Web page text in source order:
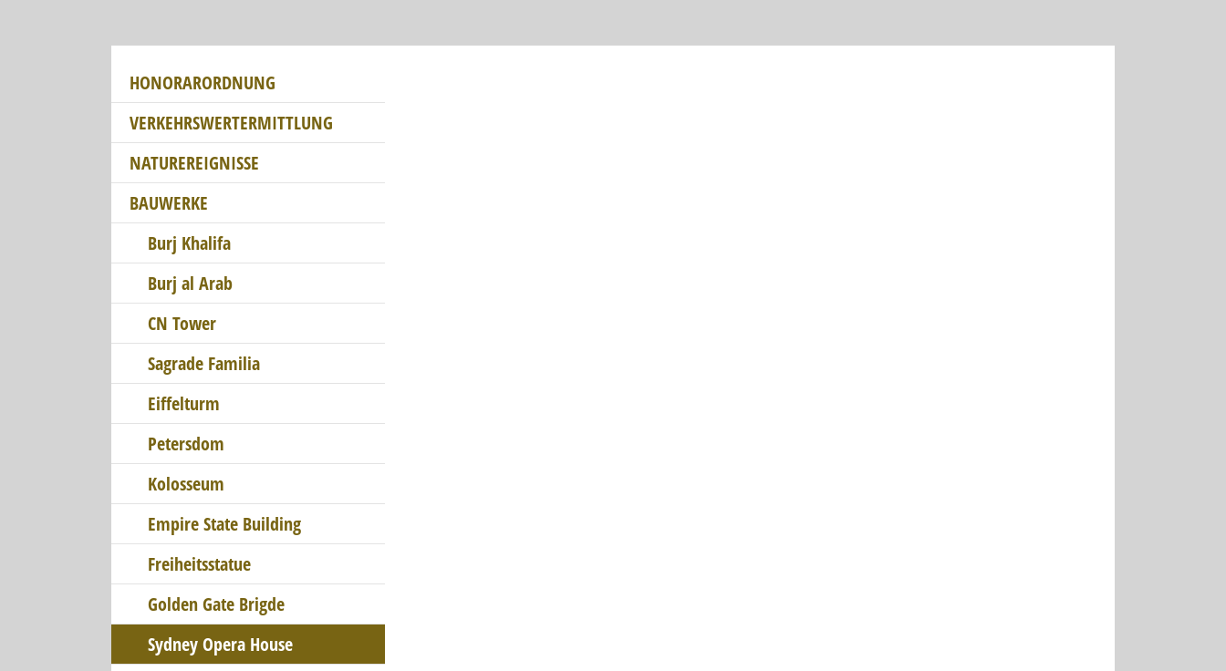
HONORARORDNUNG
VERKEHRSWERTERMITTLUNG
NATUREREIGNISSE
BAUWERKE
Burj Khalifa
Burj al Arab
CN Tower
Sagrade Familia
Eiffelturm
Petersdom
Kolosseum
Empire State Building
Freiheitsstatue
Golden Gate Brigde
Sydney Opera House